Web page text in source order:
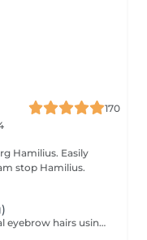
170
stop Hamilius.
A precise technique that mimics natural eyebrow hairs using fine strokes for a soft, realistic finish. Ideal for filling gaps, correcting shape, and creating natural density. DURATION & MAINTENANCE: - Results last approximately 8-18 months - A Touch-Up Session is required after 4-6 weeks - Annual refresh is recommended BENEFITS: - Natural hair-like effect - Improved density - Enhanced symmetry - Realistic finish INDICATIONS: - Gaps in brows - Thin or uneven brows - Desire for natural enhancement CONTRAINDICATIONS: - Pregnancy and breastfeeding - Active skin conditions - Open wounds - Oily skin (relative) POST-CARE: - Keep the area dry during healing - Avoid touching or scratching - Use healing products as recommended - Avoid sun and heat